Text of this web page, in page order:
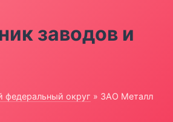
заводов и
федеральный округ » ЗАО Металл